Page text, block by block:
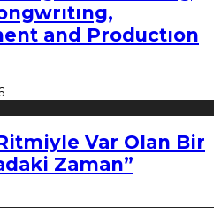
and Productıon
Var Olan Bir
Zaman”